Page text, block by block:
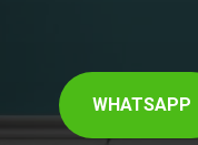
WHATSAPP